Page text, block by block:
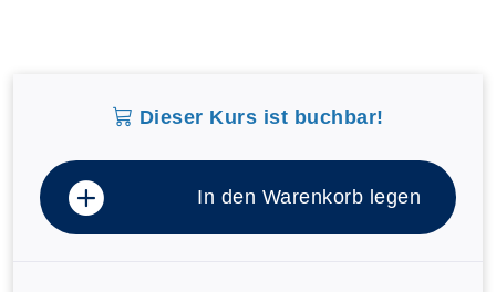
Dieser Kurs ist buchbar!
In den Warenkorb legen